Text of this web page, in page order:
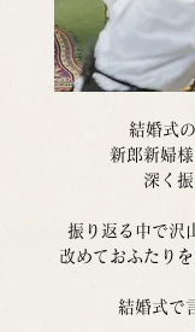
結婚式
新郎新婦
深く
振り返る中で沢
改めておふたり
結婚式で